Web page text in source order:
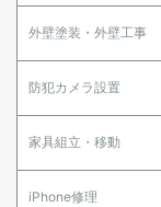
外壁塗装・外壁工事
防犯カメラ設置
家具組立・移動
iPhone修理